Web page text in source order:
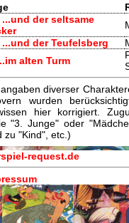
...und der seltsame
...und der Teufelsberg
alten Turm
diverser
wurden
hier korrigiert.
"3. Junge" oder
zu "Kind", etc.)
request.de